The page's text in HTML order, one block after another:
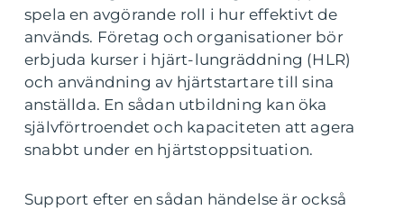
spela en avgörande roll i hur effektivt de
används. Företag och organisationer bör
erbjuda kurser i hjärt-lungräddning (HLR)
och användning av hjärtstartare till sina
anställda. En sådan utbildning kan öka
självförtroendet och kapaciteten att agera
snabbt under en hjärtstoppsituation.
Support efter en sådan händelse är också